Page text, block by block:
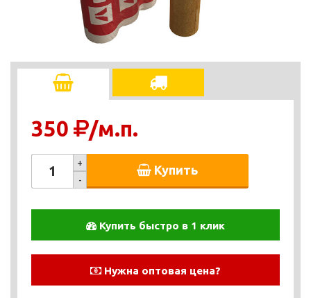
350 /м.п.
+
-
Купить
Купить быстро в 1 клик
Нужна оптовая цена?